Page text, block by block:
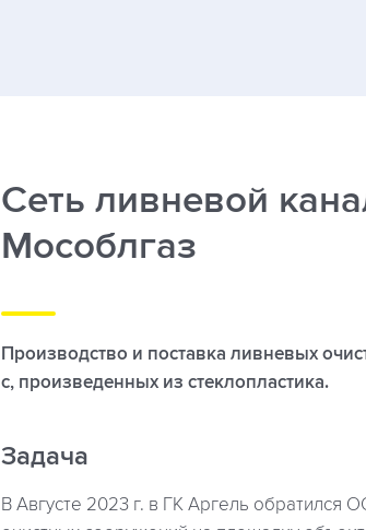
Сеть ливневой
Мособлгаз
Производство и поставка ливневых
с, произведенных из стеклопластика.
Задача
В Августе 2023 г. в ГК Аргель